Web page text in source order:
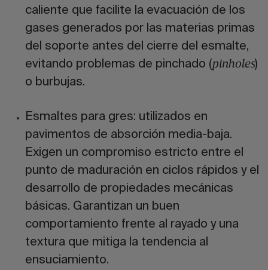
caliente que facilite la evacuación de los
gases generados por las materias primas
del soporte antes del cierre del esmalte,
evitando problemas de pinchado (pinholes)
o burbujas.
Esmaltes para gres: utilizados en
pavimentos de absorción media-baja.
Exigen un compromiso estricto entre el
punto de maduración en ciclos rápidos y el
desarrollo de propiedades mecánicas
básicas. Garantizan un buen
comportamiento frente al rayado y una
textura que mitiga la tendencia al
ensuciamiento.